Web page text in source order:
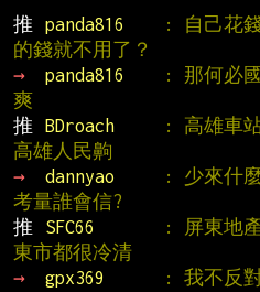
推
panda816
: 自己花
的錢就不用了？
→
panda816
: 那何必
爽
推
BDroach
: 高雄車
高雄人民齁
→
dannyao
: 少來什
考量誰會信?
推
SFC66
: 屏東地
東市都很冷清
→
gpx369
: 我不反